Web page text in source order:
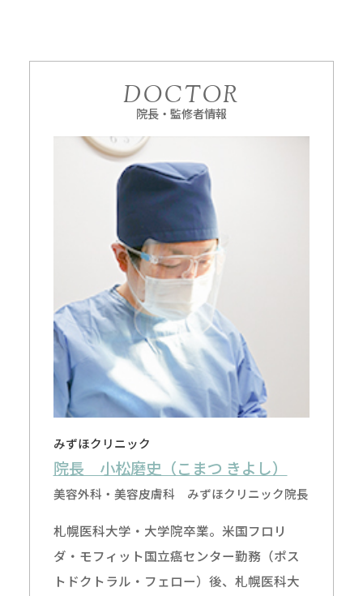
DOCTOR
院長・監修者情報
みずほクリニック
院長 小松磨史（こまつ きよし）
美容外科・美容皮膚科 みずほクリニック院長
札幌医科大学・大学院卒業。米国フロリ
ダ・モフィット国立癌センター勤務（ポス
トドクトラル・フェロー）後、札幌医科大